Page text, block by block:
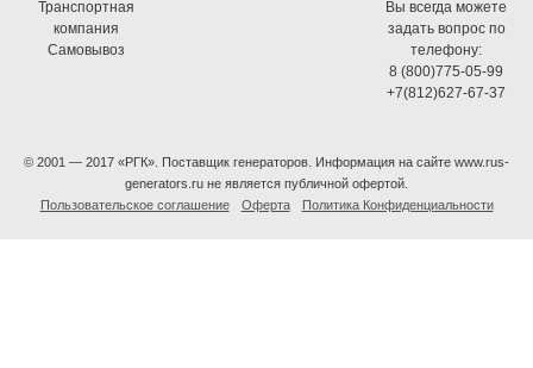
Транспортная
компания
Самовывоз
Вы всегда можете
задать вопрос по
телефону:
8 (800)775-05-99
+7(812)627-67-37
© 2001 — 2017 «РГК». Поставщик генераторов. Информация на сайте www.rus-
generators.ru не является публичной офертой.
Пользовательское соглашение
Оферта Политика Конфиденциальности